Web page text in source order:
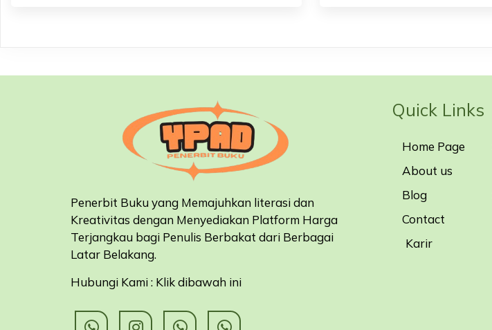
Penerbit Buku yang Memajuhkan literasi dan
Kreativitas dengan Menyediakan Platform Harga
Terjangkau bagi Penulis Berbakat dari Berbagai
Latar Belakang.
Hubungi Kami : Klik dibawah ini
Quick Links
Home Page
About us
Blog
Contact
Karir